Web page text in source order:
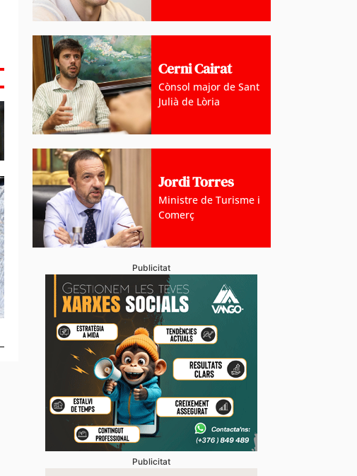
Marticella apel·la al seny per mantenir una correlació
disponible i l’arribada de nouvinguts
Cerni Cairat
Cònsol major de Sant
Julià de Lòria
Jordi Torres
Ministre de Turisme i
Comerç
Publicitat
Publicitat